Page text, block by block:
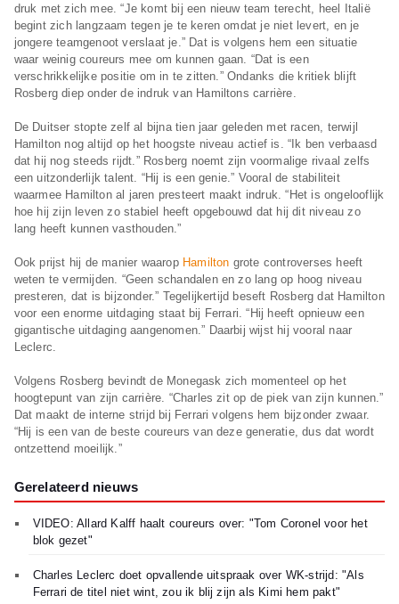
druk met zich mee. “Je komt bij een nieuw team terecht, heel Italië
begint zich langzaam tegen je te keren omdat je niet levert, en je
jongere teamgenoot verslaat je.” Dat is volgens hem een situatie
waar weinig coureurs mee om kunnen gaan. “Dat is een
verschrikkelijke positie om in te zitten.” Ondanks die kritiek blijft
Rosberg diep onder de indruk van Hamiltons carrière.
De Duitser stopte zelf al bijna tien jaar geleden met racen, terwijl
Hamilton nog altijd op het hoogste niveau actief is. “Ik ben verbaasd
dat hij nog steeds rijdt.” Rosberg noemt zijn voormalige rivaal zelfs
een uitzonderlijk talent. “Hij is een genie.” Vooral de stabiliteit
waarmee Hamilton al jaren presteert maakt indruk. “Het is ongelooflijk
hoe hij zijn leven zo stabiel heeft opgebouwd dat hij dit niveau zo
lang heeft kunnen vasthouden.”
Ook prijst hij de manier waarop Hamilton grote controverses heeft
weten te vermijden. “Geen schandalen en zo lang op hoog niveau
presteren, dat is bijzonder.” Tegelijkertijd beseft Rosberg dat Hamilton
voor een enorme uitdaging staat bij Ferrari. “Hij heeft opnieuw een
gigantische uitdaging aangenomen.” Daarbij wijst hij vooral naar
Leclerc.
Volgens Rosberg bevindt de Monegask zich momenteel op het
hoogtepunt van zijn carrière. “Charles zit op de piek van zijn kunnen.”
Dat maakt de interne strijd bij Ferrari volgens hem bijzonder zwaar.
“Hij is een van de beste coureurs van deze generatie, dus dat wordt
ontzettend moeilijk.”
Gerelateerd nieuws
VIDEO: Allard Kalff haalt coureurs over: "Tom Coronel voor het
blok gezet"
Charles Leclerc doet opvallende uitspraak over WK-strijd: "Als
Ferrari de titel niet wint, zou ik blij zijn als Kimi hem pakt"